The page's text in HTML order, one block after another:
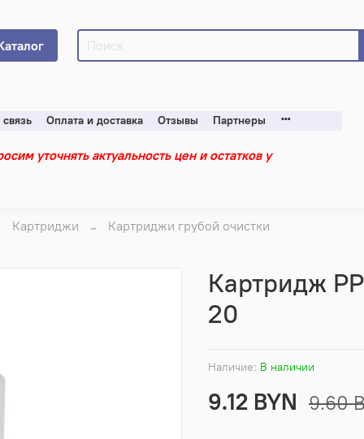
Оплата и доставка Отзывы Партнеры
уточнять актуальность цен и остатков у
Картриджи Картриджи грубой очистки
Наличие: В наличии
Картридж
20
9.12 BYN 9.60